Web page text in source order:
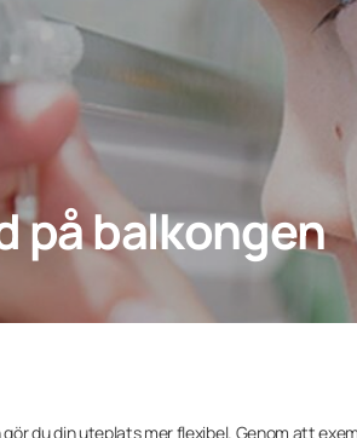
på balkongen
du din uteplats mer flexibel. Genom att